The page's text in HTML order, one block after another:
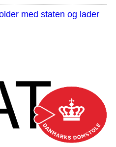
med staten og lader